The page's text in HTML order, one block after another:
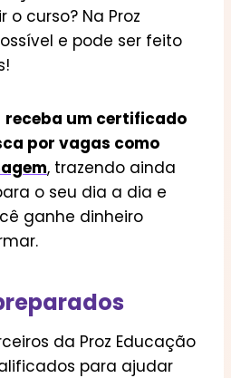
curso? Na Proz
e pode ser feito
receba um certificado
por vagas como
, trazendo ainda
o seu dia a dia e
ganhe dinheiro
da Proz Educação
para ajudar